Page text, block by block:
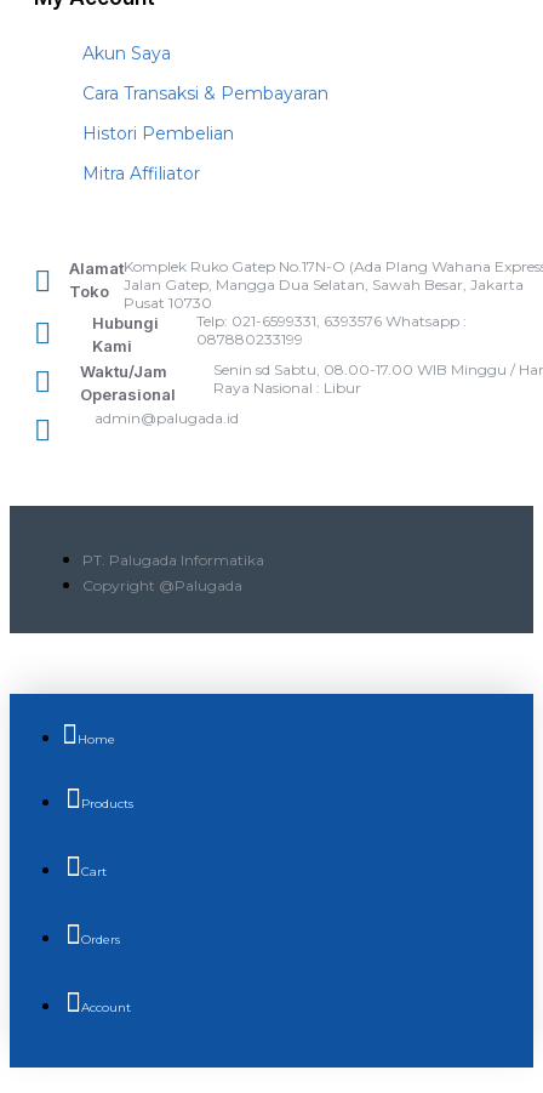
Akun Saya
Cara Transaksi & Pembayaran
Histori Pembelian
Mitra Affiliator
Alamat
Toko
Komplek Ruko Gatep No.17N-O (Ada Plang Wahana
Jalan Gatep, Mangga Dua Selatan, Sawah Besar, Jakarta
Pusat 10730
Hubungi
Kami
Telp: 021-6599331, 6393576 Whatsapp :
087880233199
Waktu/Jam
Operasional
Senin sd Sabtu, 08.00-17.00 WIB Minggu /
Raya Nasional : Libur
admin@palugada.id
PT. Palugada Informatika
Copyright @Palugada
Home
Products
Cart
Orders
Account